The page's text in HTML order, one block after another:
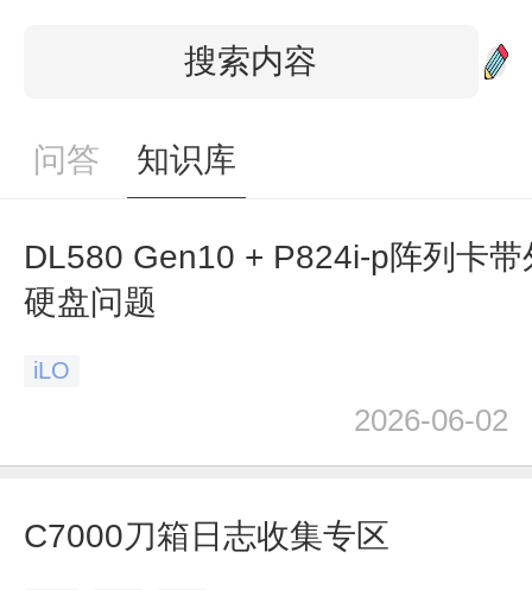
问答 知识库
DL580 Gen10 + P824i-p阵列卡带
硬盘问题
iLO
2026-06-02
C7000刀箱日志收集专区